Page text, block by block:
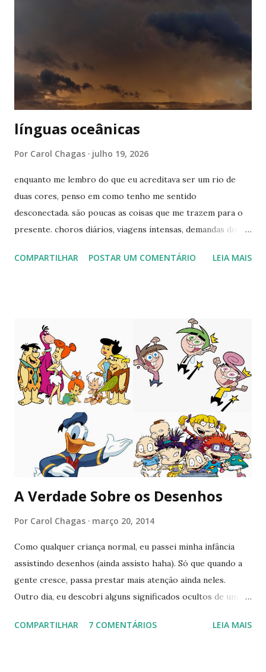
respiração. ela simplesmente acontece, até que deixa de
acontecer perfeitamente. eu pensava em um mundo inteiro
de significados que eu havia aprendido e agora me via sem
saber onde usar. o espaço ininterrupto entre viver uma
vida funcional e conhecer o universo de outra pessoa
tendem a pressionar o hipocampo ou seja lá o ...
línguas oceânicas
Por Carol Chagas julho 19, 2026
enquanto me lembro do que eu acreditava ser um rio de
duas cores, penso em como tenho me sentido
desconectada. são poucas as coisas que me trazem para o
presente. choros diários, viagens intensas, demandas do
(como agora). não faço ideia de qual caminho devo seguir,
fim de semana e me imagino querendo te encontrar. faço
planos mentais e crio um pequeno castelo visual, mas me
desfaço da imagem logo em seguida. você está mais perto
do que antes, mas ainda sinto sua falta. agora parece não
haver cores como antes, tão cintilantes. é como o céu em
dias nublados: claro o bastante para iluminar, difuso o
suficiente para incomodar. me vejo sentindo sozinha e ao
sentir que não sou correspondida na mesma intensidade,
me despeço do que sinto, um pedaço ...
COMPARTILHAR POSTAR UM COMENTÁRIO LEIA MAIS
A Verdade Sobre os Desenhos
Por Carol Chagas março 20, 2014
Como qualquer criança normal, eu passei minha infância
assistindo desenhos (ainda assisto haha). Só que quando a
gente cresce, passa prestar mais atenção ainda neles.
Outro dia, eu descobri alguns significados ocultos de um
outros. Veja abaixo. 7 Monstrinhos O desenho era exibido
COMPARTILHAR 7 COMENTÁRIOS LEIA MAIS